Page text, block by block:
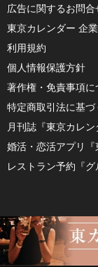
広告に関するお問合
東京カレンダー 企
利用規約
個人情報保護方針
著作権・免責事項に
特定商取引法に基
月刊誌『東京カレン
婚活・恋活アプリ『
レストラン予約『グ